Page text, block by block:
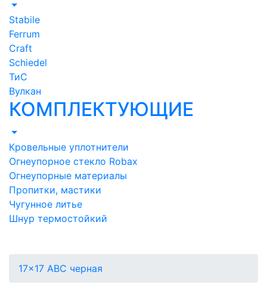
Stabile
Ferrum
Craft
Schiedel
ТиС
Вулкан
КОМПЛЕКТУЮЩИЕ
Кровельные уплотнители
Огнеупорное стекло Robax
Огнеупорные материалы
Пропитки, мастики
Чугунное литье
Шнур термостойкий
17x17 ABC черная